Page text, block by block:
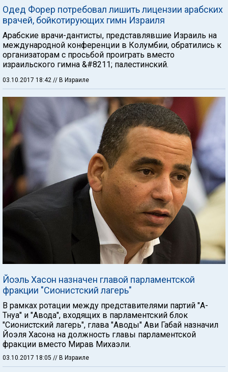
Одед Форер потребовал лишить лицензии арабских
врачей, бойкотирующих гимн Израиля
Арабские врачи-дантисты, представлявшие Израиль на
международной конференции в Колумбии, обратились к
организаторам с просьбой проиграть вместо
израильского гимна &#8211; палестинский.
03.10.2017 18:42 // В Израиле
Йоэль Хасон назначен главой парламентской
фракции "Сионистский лагерь"
В рамках ротации между представителями партий "А-
Тнуа" и "Авода", входящих в парламентский блок
"Сионистский лагерь", глава "Аводы" Ави Габай назначил
Йоэля Хасона на должность главы парламентской
фракции вместо Мирав Михаэли.
03.10.2017 18:05 // В Израиле